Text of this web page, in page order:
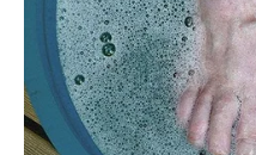
convidados ganhem
muita variedade, mas,
mais exclusivo?
São várias as técnicas